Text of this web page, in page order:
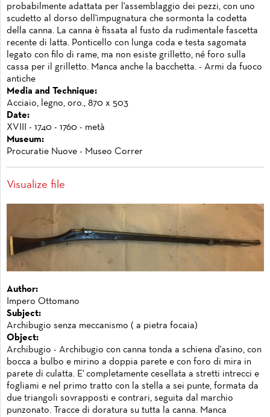
probabilmente adattata per l'assemblaggio dei pezzi, con uno
scudetto al dorso dell'impugnatura che sormonta la codetta
della canna. La canna è fissata al fusto da rudimentale fascetta
recente di latta. Ponticello con lunga coda e testa sagomata
legato con filo di rame, ma non esiste grilletto, né foro sulla
cassa per il grilletto. Manca anche la bacchetta. - Armi da fuoco
antiche
Media and Technique:
Acciaio, legno, oro., 870 x 503
Date:
XVIII - 1740 - 1760 - metà
Museum:
Procuratie Nuove - Museo Correr
Visualize file
Author:
Impero Ottomano
Subject:
Archibugio senza meccanismo ( a pietra focaia)
Object:
Archibugio - Archibugio con canna tonda a schiena d'asino, con
bocca a bulbo e mirino a doppia parete e con foro di mira in
parete di culatta. E' completamente cesellata a stretti intrecci e
fogliami e nel primo tratto con la stella a sei punte, formata da
due triangoli sovrapposti e contrari, seguita dal marchio
punzonato. Tracce di doratura su tutta la canna. Manca